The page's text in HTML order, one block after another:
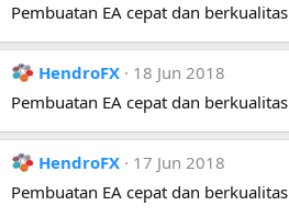
Pembuatan EA cepat dan berkualitas
HendroFX
18 Jun 2018
Pembuatan EA cepat dan berkualitas
HendroFX
17 Jun 2018
Pembuatan EA cepat dan berkualitas